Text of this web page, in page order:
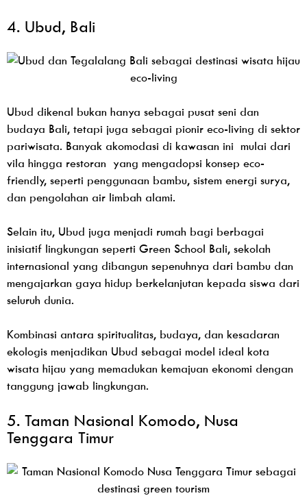
4. Ubud, Bali
Ubud dikenal bukan hanya sebagai pusat seni dan
budaya Bali, tetapi juga sebagai pionir eco-living di sektor
pariwisata. Banyak akomodasi di kawasan ini mulai dari
vila hingga restoran yang mengadopsi konsep eco-
friendly, seperti penggunaan bambu, sistem energi surya,
dan pengolahan air limbah alami.
Selain itu, Ubud juga menjadi rumah bagi berbagai
inisiatif lingkungan seperti Green School Bali, sekolah
internasional yang dibangun sepenuhnya dari bambu dan
mengajarkan gaya hidup berkelanjutan kepada siswa dari
seluruh dunia.
Kombinasi antara spiritualitas, budaya, dan kesadaran
ekologis menjadikan Ubud sebagai model ideal kota
wisata hijau yang memadukan kemajuan ekonomi dengan
tanggung jawab lingkungan.
5. Taman Nasional Komodo, Nusa
Tenggara Timur